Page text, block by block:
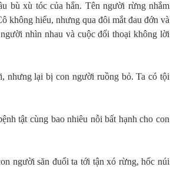
bù xù tóc của hắn. Tên người rừng nhắm
không hiểu, nhưng qua đôi mắt đau đớn và
nhìn nhau và cuộc đối thoại không lời
nhưng lại bị con người ruồng bỏ. Ta có tội
tật cùng bao nhiêu nỗi bất hạnh cho con
người săn đuổi ta tới tận xó rừng, hốc núi